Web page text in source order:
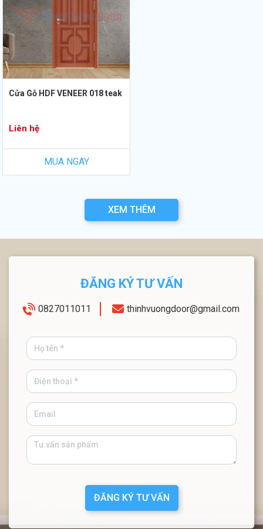
Cửa Gỗ HDF VENEER 018 teak
Liên hệ
MUA NGAY
XEM THÊM
ĐĂNG KÝ TƯ VẤN
0827011011 thinhvuongdoor@gmail.com
ĐĂNG KÝ TƯ VẤN